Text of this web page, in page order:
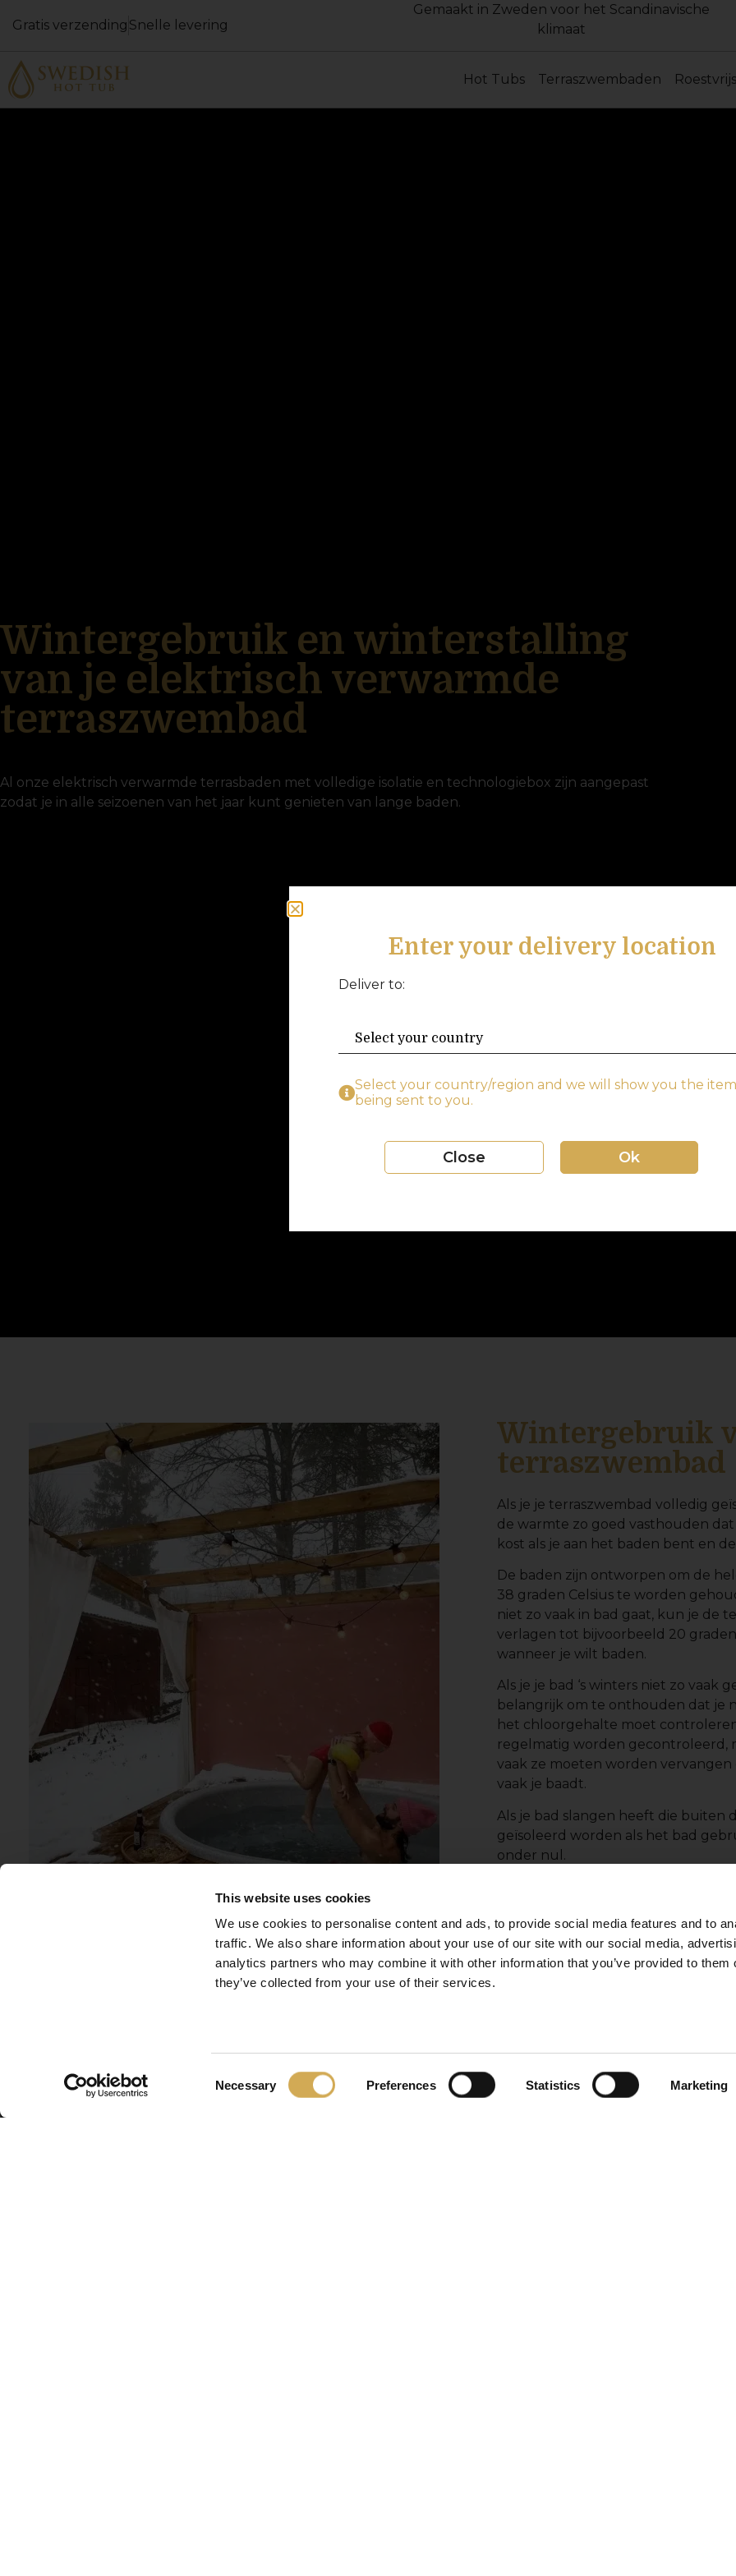
This website uses cookies
We use cookies to personalise content and ads, to provide social media features and to
traffic. We also share information about your use of our site with our social media,
analytics partners who may combine it with other information that you’ve provided to them
they’ve collected from your use of their services.
Selection
Necessary Preferences Statistics Marketing
Gratis verzending Snelle levering
Gemaakt in Zweden voor het Scandinavische
klimaat
Hot Tubs Terraszwembaden
Wintergebruik en winterstalling
van je elektrisch verwarmde
terraszwembad
Al onze elektrisch verwarmde terrasbaden met volledige isolatie en technologiebox zijn aangepast
zodat je in alle seizoenen van het jaar kunt genieten van lange baden.
Wintergebruik
terraszwembad
Als je je terraszwembad volledig
de warmte zo goed vasthouden
kost als je aan het baden bent en
De baden zijn ontworpen om de
38 graden Celsius te worden
niet zo vaak in bad gaat, kun je de
verlagen tot bijvoorbeeld 20
wanneer je wilt baden.
Als je je bad ‘s winters niet zo vaak
belangrijk om te onthouden dat je
het chloorgehalte moet
regelmatig worden gecontroleerd,
vaak ze moeten worden vervangen
vaak je baadt.
Als je bad slangen heeft die buiten
geïsoleerd worden als het bad
onder nul.
Winterstalling terras zwembad
Als je je bad alleen in de warme maanden gebruikt en het in de winter
wilt afsluiten, moet het winterklaar worden gemaakt.
Enter your delivery location
Deliver to:
Select your country/region and we will show you the
being sent to you.
Close Ok